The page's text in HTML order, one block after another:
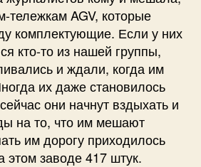
тележкам AGV, которые
комплектующие. Если у них
кто-то из нашей группы,
и ждали, когда им
их даже становилось
они начнут вздыхать и
на то, что им мешают
им дорогу приходилось
этом заводе 417 штук.